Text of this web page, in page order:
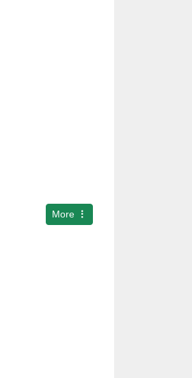
More